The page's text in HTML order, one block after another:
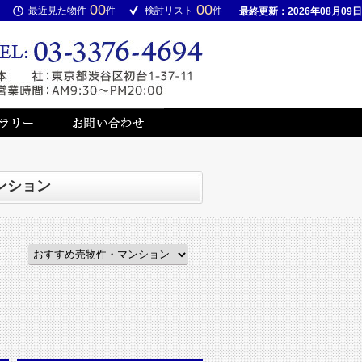
最近見た物件 00件 検討リスト 00件 最終更新：2026年08月09日
ション